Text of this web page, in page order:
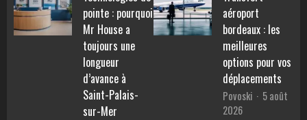
pointe : pourquoi
Mr House a
toujours une
longueur
d’avance à
Saint-Palais-
sur-Mer
aéroport
bordeaux : les
meilleures
options pour vos
déplacements
Povoski
5 août
2026